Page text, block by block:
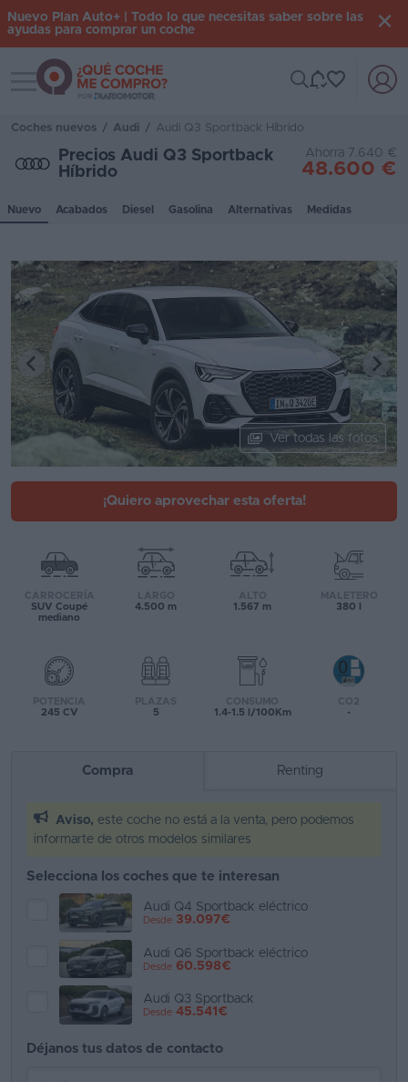
Iniciar
Coches
Renting
Suscripción
Stock
KM
0
Segunda
Ofertas
Asistente
Comparador
Vender
Ventas
de
Nuevo Plan Auto+ | Todo lo que necesitas saber sobre las
ayudas para comprar un coche
Toggle navigation
Coches nuevos / Audi / Audi Q3 Sportback Híbrido
Precios Audi Q3 Sportback
Híbrido
Ahorra 7.640 €
48.600 €
Nuevo Acabados Diesel Gasolina Alternativas Medidas
Ver todas las fotos
¡Quiero aprovechar esta oferta!
CARROCERÍA
SUV Coupé
mediano
LARGO
4.500 m
ALTO
1.567 m
MALETERO
380 l
POTENCIA
245 CV
PLAZAS
5
CONSUMO
1.4-1.5 l/100Km
CO2
-
Compra Renting
Aviso, este coche no está a la venta, pero podemos
informarte de otros modelos similares
Selecciona los coches que te interesan
Audi Q4 Sportback eléctrico
Desde 39.097€
Audi Q6 Sportback eléctrico
Desde 60.598€
Audi Q3 Sportback
Desde 45.541€
Déjanos tus datos de contacto